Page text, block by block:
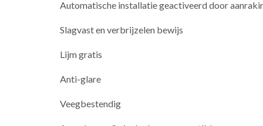
Automatische installatie geactiveerd door
Slagvast en verbrijzelen bewijs
Lijm gratis
Anti-glare
Veegbestendig